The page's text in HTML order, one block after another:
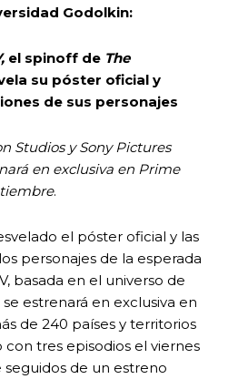
Godolkin:
el spinoff de The
su póster oficial y
de sus personajes
Studios y Sony Pictures
en exclusiva en Prime
.
el póster oficial y las
personajes de la esperada
basada en el universo de
se estrenará en exclusiva en
de 240 países y territorios
tres episodios el viernes
de un estreno